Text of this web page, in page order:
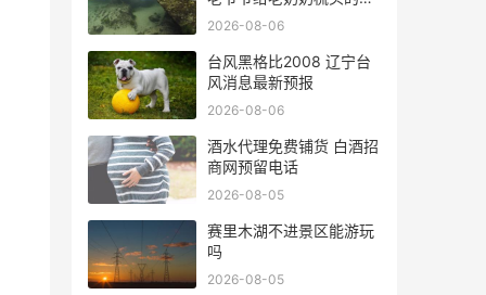
福语
2026-08-06
台风黑格比2008 辽宁台
风消息最新预报
2026-08-06
酒水代理免费铺货 白酒招
商网预留电话
2026-08-05
赛里木湖不进景区能游玩
吗
2026-08-05